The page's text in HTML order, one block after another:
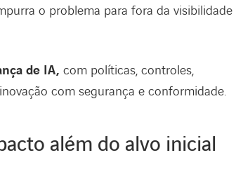
o problema para fora da visibilidade
de IA, com políticas, controles,
com segurança e conformidade.
além do alvo inicial